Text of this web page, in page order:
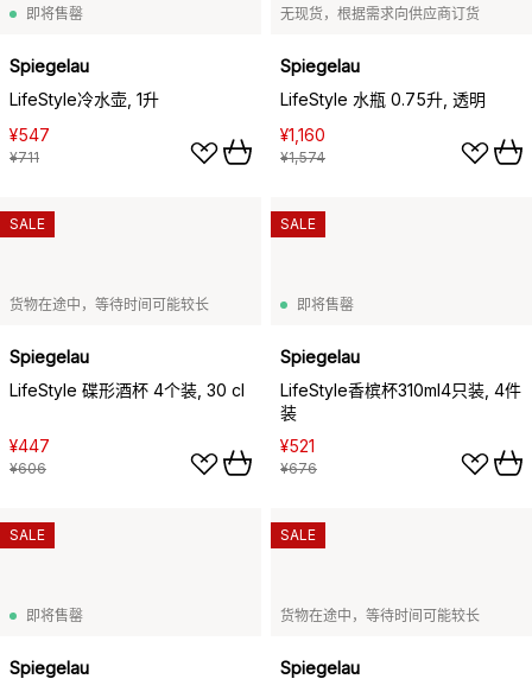
即将售罄
Spiegelau
LifeStyle冷水壶, 1升
¥547
¥711
无现货，根据需求向供应商订货
Spiegelau
LifeStyle 水瓶 0.75升, 透明
¥1,160
¥1,574
货物在途中，等待时间可能较长
Spiegelau
LifeStyle 碟形酒杯 4个装, 30 cl
¥447
¥606
SALE
即将售罄
Spiegelau
LifeStyle香槟杯310ml4只装, 4件
装
¥521
¥676
SALE
即将售罄
Spiegelau
SALE
货物在途中，等待时间可能较长
Spiegelau
SALE